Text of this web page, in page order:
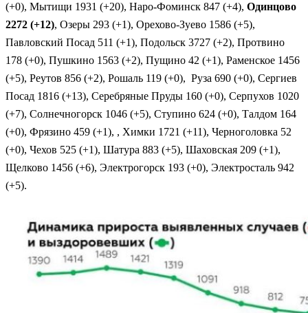
(+0), Мытищи 1931 (+20), Наро-Фоминск 847 (+4), Одинцово
2272 (+12), Озеры 293 (+1), Орехово-Зуево 1586 (+5),
Павловский Посад 511 (+1), Подольск 3727 (+2), Протвино
178 (+0), Пушкино 1563 (+2), Пущино 42 (+1), Раменское 1456
(+5), Реутов 856 (+2), Рошаль 119 (+0), Руза 690 (+0), Сергиев
Посад 1816 (+13), Серебряные Пруды 160 (+0), Серпухов 1020
(+7), Солнечногорск 1046 (+5), Ступино 624 (+0), Талдом 164
(+0), Фрязино 459 (+1), , Химки 1721 (+11), Черноголовка 52
(+0), Чехов 525 (+1), Шатура 883 (+5), Шаховская 209 (+1),
Щелково 1456 (+6), Электрогорск 193 (+0), Электросталь 942
(+5).